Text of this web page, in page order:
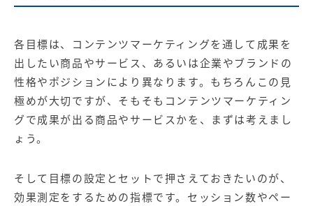
各目標は、コンテンツマーケティングを通して成果を
出したい商品やサービス、あるいは企業やブランドの
性格やポジションにより異なります。もちろんこの見
極めが大切ですが、そもそもコンテンツマーケティン
グで成果が出る商品やサービスかを、まずは考えまし
ょう。
そして目標の設定とセットで押さえておきたいのが、
効果測定をするための指標です。セッション数やペー